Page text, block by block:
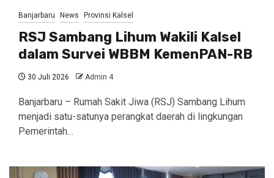
Banjarbaru News Provinsi Kalsel
RSJ Sambang Lihum Wakili Kalsel
dalam Survei WBBM KemenPAN-RB
30 Juli 2026 Admin 4
Banjarbaru – Rumah Sakit Jiwa (RSJ) Sambang Lihum
menjadi satu-satunya perangkat daerah di lingkungan
Pemerintah…